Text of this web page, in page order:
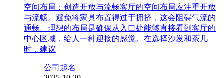
空间布局：创造开放与流畅客厅的空间布局应注重开放
与流畅。避免将家具布置得过于拥挤，这会阻碍气流的
通畅。理想的布局是确保从入口处能够直接看到客厅的
中心区域，给人一种迎接的感觉。在选择沙发和茶几
时，建议
公司起名